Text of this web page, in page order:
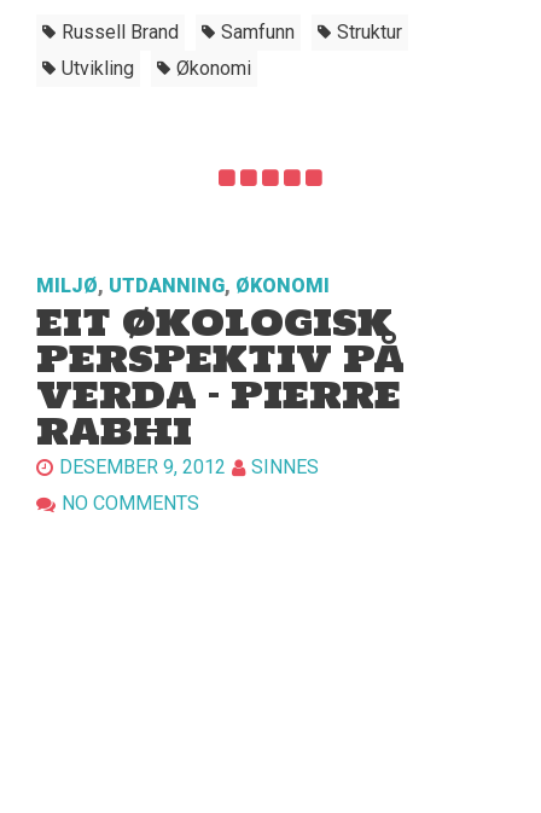
Russell Brand Samfunn
Struktur
Utvikling
Økonomi
MILJØ, UTDANNING, ØKONOMI
EIT ØKOLOGISK
PERSPEKTIV PÅ
VERDA – PIERRE
RABHI
DESEMBER 9, 2012
SINNES
NO COMMENTS